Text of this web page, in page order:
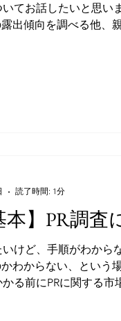
てお話したいと思い
出傾向を調べる他、
本】PR調
いけど、手順がわから
わからない、という
かる前にPRに関する市
読了時間: 1分